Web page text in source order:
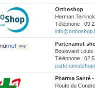
Orthoshop
Herman
Téléphone : 09
Partenamut
Boulevard Louis
Téléphone : 02
Pharma Santé
Route du